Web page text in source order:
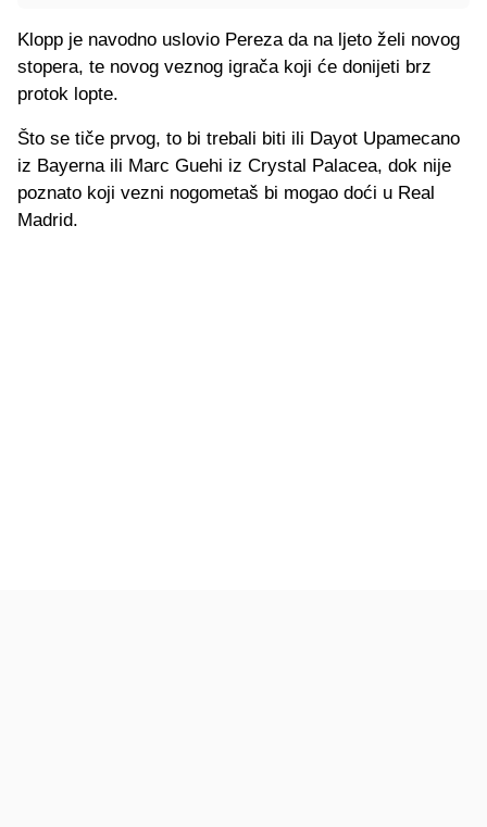
Klopp je navodno uslovio Pereza da na ljeto želi novog
stopera, te novog veznog igrača koji će donijeti brz
protok lopte.
Što se tiče prvog, to bi trebali biti ili Dayot Upamecano
iz Bayerna ili Marc Guehi iz Crystal Palacea, dok nije
poznato koji vezni nogometaš bi mogao doći u Real
Madrid.